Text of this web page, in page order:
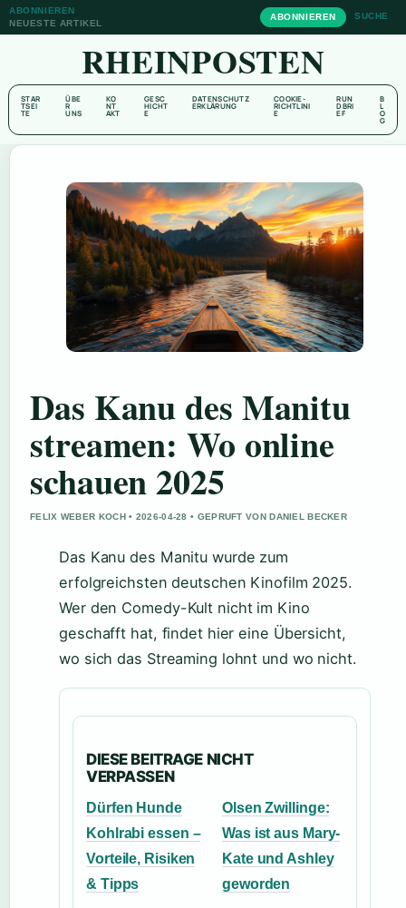
ABONNIEREN
NEUESTE ARTIKEL
ABONNIEREN SUCHE
RHEINPOSTEN
STAR
TSEI
TE
ÜBE
R
UNS
KO
NT
AKT
GESC
HICHT
E
DATENSCHUTZ
ERKLÄRUNG
COOKIE-
RICHTLINI
E
RUN
DBRI
EF
B
L
O
G
Das Kanu des Manitu
streamen: Wo online
schauen 2025
FELIX WEBER KOCH • 2026-04-28 • GEPRUFT VON DANIEL BECKER
Das Kanu des Manitu wurde zum
erfolgreichsten deutschen Kinofilm 2025.
Wer den Comedy-Kult nicht im Kino
geschafft hat, findet hier eine Übersicht,
wo sich das Streaming lohnt und wo nicht.
DIESE BEITRAGE NICHT
VERPASSEN
Dürfen Hunde
Kohlrabi essen –
Vorteile, Risiken
& Tipps
Olsen Zwillinge:
Was ist aus Mary-
Kate und Ashley
geworden